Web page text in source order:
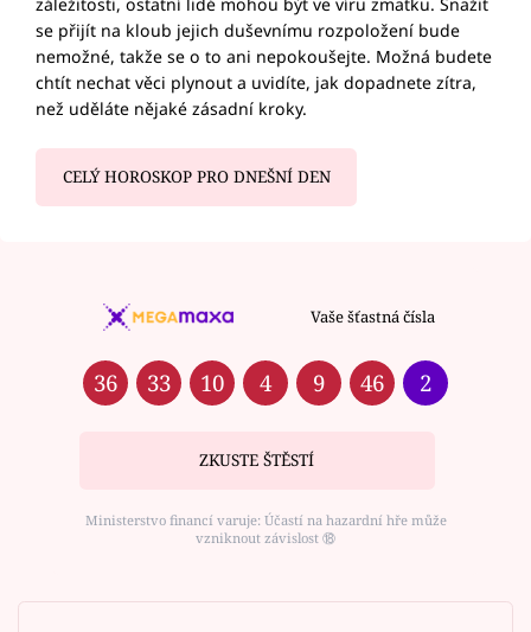
se přijít na kloub jejich duševnímu rozpoložení bude
nemožné, takže se o to ani nepokoušejte. Možná budete
chtít nechat věci plynout a uvidíte, jak dopadnete zítra,
než uděláte nějaké zásadní kroky.
CELÝ HOROSKOP PRO DNEŠNÍ DEN
Vaše šťastná čísla
36 33 10 4 9 46 2
ZKUSTE ŠTĚSTÍ
Ministerstvo financí varuje: Účastí na hazardní hře může
vzniknout závislost ⑱